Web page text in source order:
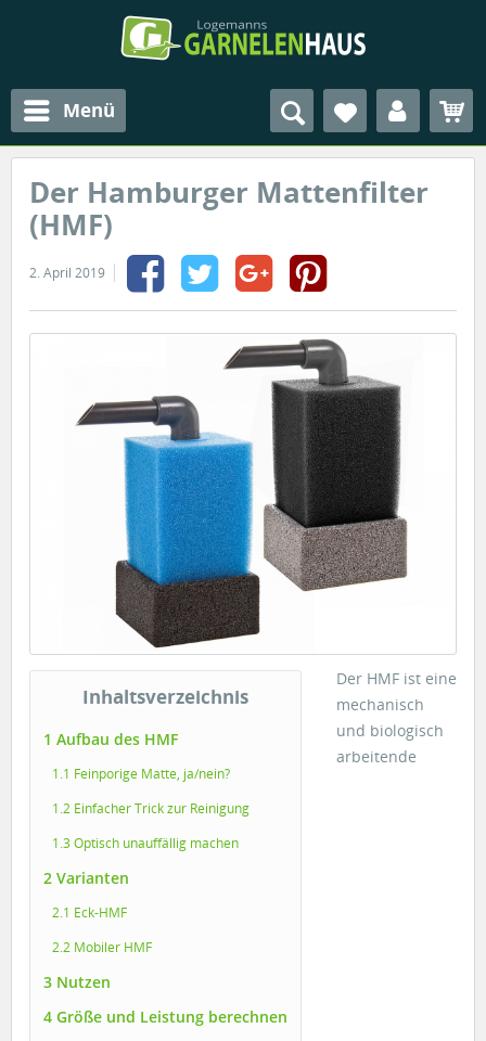
Menü
Der Hamburger Mattenfilter
(HMF)
2. April 2019
Inhaltsverzeichnis
1 Aufbau des HMF
1.1 Feinporige Matte, ja/nein?
1.2 Einfacher Trick zur Reinigung
1.3 Optisch unauffällig machen
2 Varianten
2.1 Eck-HMF
2.2 Mobiler HMF
3 Nutzen
4 Größe und Leistung berechnen
Der HMF ist eine
mechanisch
und biologisch
arbeitende